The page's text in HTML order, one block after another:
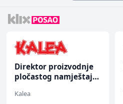
Direktor proizvodnje
pločastog namještaja
Kalea